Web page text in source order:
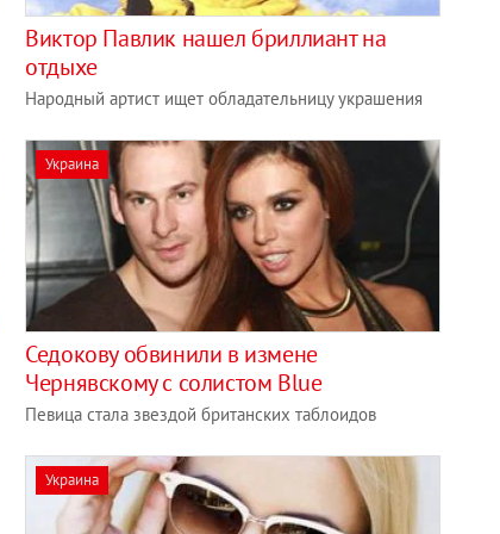
Виктор Павлик нашел бриллиант на
отдыхе
Народный артист ищет обладательницу украшения
Украина
Седокову обвинили в измене
Чернявскому с солистом Blue
Певица стала звездой британских таблоидов
Украина